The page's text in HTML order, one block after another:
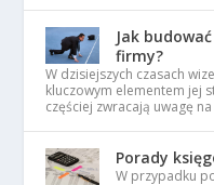
Jak
firmy?
W dzisiejszych czasach
kluczowym elementem jej
częściej zwracają uwagę
Porady
W przypadku